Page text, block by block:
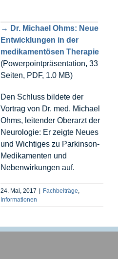
→ Dr. Michael Ohms: Neue
Entwicklungen in der
medikamentösen Therapie
(Powerpointpräsentation, 33
Seiten, PDF, 1.0 MB)
Den Schluss bildete der
Vortrag von Dr. med. Michael
Ohms, leitender Oberarzt der
Neurologie: Er zeigte Neues
und Wichtiges zu Parkinson-
Medikamenten und
Nebenwirkungen auf.
24. Mai, 2017 Fachbeiträge,
Informationen